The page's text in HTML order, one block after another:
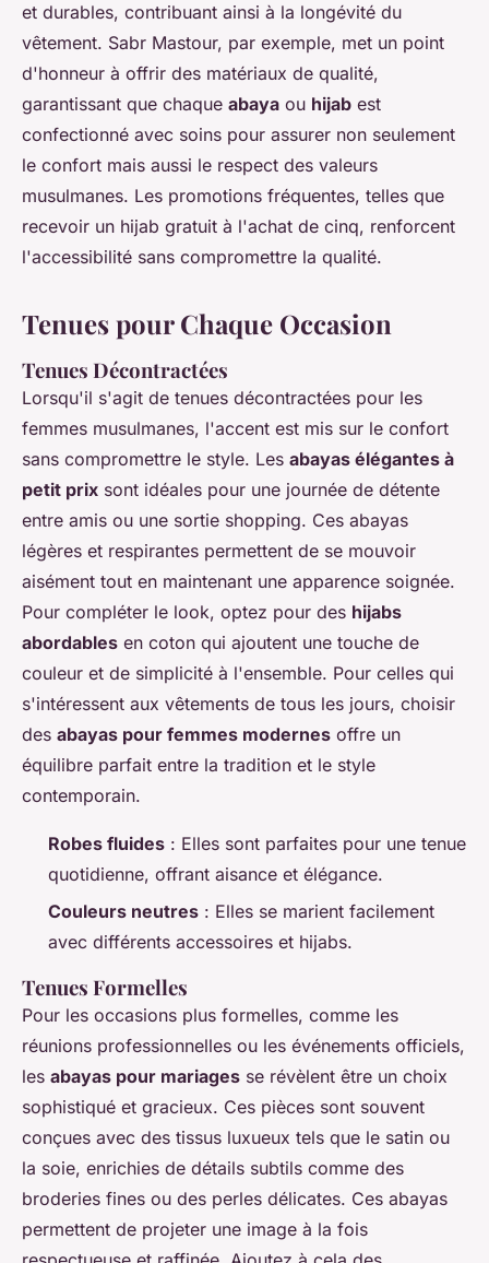
et durables, contribuant ainsi à la longévité du
vêtement. Sabr Mastour, par exemple, met un point
d'honneur à offrir des matériaux de qualité,
garantissant que chaque abaya ou hijab est
confectionné avec soins pour assurer non seulement
le confort mais aussi le respect des valeurs
musulmanes. Les promotions fréquentes, telles que
recevoir un hijab gratuit à l'achat de cinq, renforcent
l'accessibilité sans compromettre la qualité.
Tenues pour Chaque Occasion
Tenues Décontractées
Lorsqu'il s'agit de tenues décontractées pour les
femmes musulmanes, l'accent est mis sur le confort
sans compromettre le style. Les abayas élégantes à
petit prix sont idéales pour une journée de détente
entre amis ou une sortie shopping. Ces abayas
légères et respirantes permettent de se mouvoir
aisément tout en maintenant une apparence soignée.
Pour compléter le look, optez pour des hijabs
abordables en coton qui ajoutent une touche de
couleur et de simplicité à l'ensemble. Pour celles qui
s'intéressent aux vêtements de tous les jours, choisir
des abayas pour femmes modernes offre un
équilibre parfait entre la tradition et le style
contemporain.
Robes fluides : Elles sont parfaites pour une tenue
quotidienne, offrant aisance et élégance.
Couleurs neutres : Elles se marient facilement
avec différents accessoires et hijabs.
Tenues Formelles
Pour les occasions plus formelles, comme les
réunions professionnelles ou les événements officiels,
les abayas pour mariages se révèlent être un choix
sophistiqué et gracieux. Ces pièces sont souvent
conçues avec des tissus luxueux tels que le satin ou
la soie, enrichies de détails subtils comme des
broderies fines ou des perles délicates. Ces abayas
permettent de projeter une image à la fois